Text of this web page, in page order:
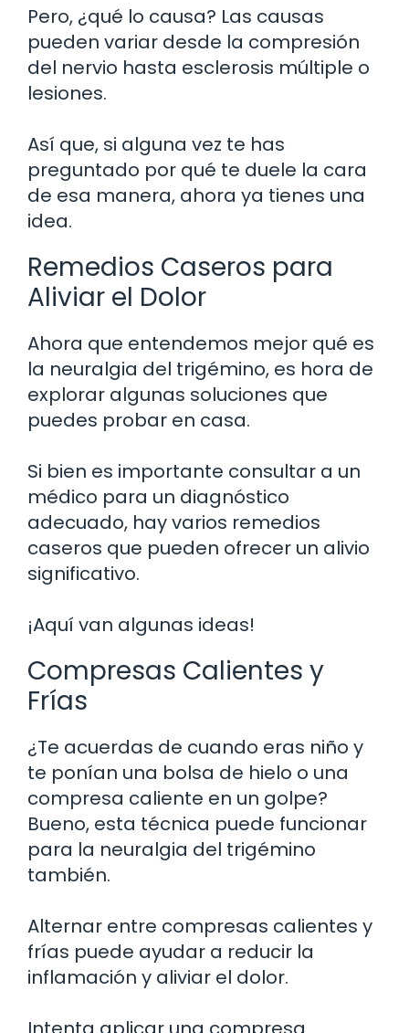
Pero, ¿qué lo causa? Las causas
pueden variar desde la compresión
del nervio hasta esclerosis múltiple o
lesiones.
Así que, si alguna vez te has
preguntado por qué te duele la cara
de esa manera, ahora ya tienes una
idea.
Remedios Caseros para
Aliviar el Dolor
Ahora que entendemos mejor qué es
la neuralgia del trigémino, es hora de
explorar algunas soluciones que
puedes probar en casa.
Si bien es importante consultar a un
médico para un diagnóstico
adecuado, hay varios remedios
caseros que pueden ofrecer un alivio
significativo.
¡Aquí van algunas ideas!
Compresas Calientes y
Frías
¿Te acuerdas de cuando eras niño y
te ponían una bolsa de hielo o una
compresa caliente en un golpe?
Bueno, esta técnica puede funcionar
para la neuralgia del trigémino
también.
Alternar entre compresas calientes y
frías puede ayudar a reducir la
inflamación y aliviar el dolor.